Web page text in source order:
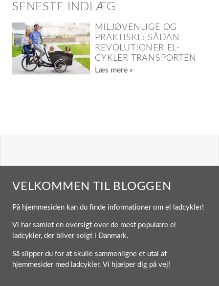
SENESTE INDLÆG
MILJØVENLIGE OG
PRAKTISKE: SÅDAN
REVOLUTIONER EL-
CYKLER TRANSPORTEN
Læs mere »
VELKOMMEN TIL BLOGGEN
På hjemmesiden kan du finde informationer om el ladcykler!
Vi har samlet en oversigt over de mest populære el
ladcykler, der bliver solgt i Danmark.
Så slipper du for at skulle sammenligne et utal af
hjemmesider med ladcykler. Vi hjælper dig på vej!